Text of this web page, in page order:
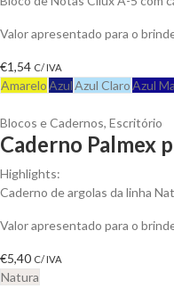
Valor apresentado para o
€1,54 C/ IVA
AmareloAzulAzul ClaroAzul
Blocos e Cadernos, Escritório
Caderno Palmex
Highlights:
Caderno de argolas da linha
Valor apresentado para o
€5,40 C/ IVA
Natura